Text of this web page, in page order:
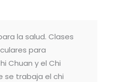
la salud. Clases
para
Chuan y el Chi
se trabaja el chi